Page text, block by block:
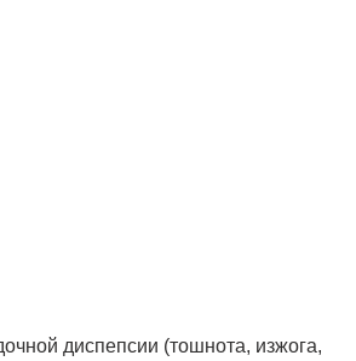
диспепсии (тошнота, изжога,